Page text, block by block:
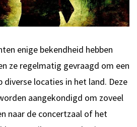
enige bekendheid hebben
ze regelmatig gevraagd om een
locaties in het land. Deze
aangekondigd om zoveel
naar de concertzaal of het